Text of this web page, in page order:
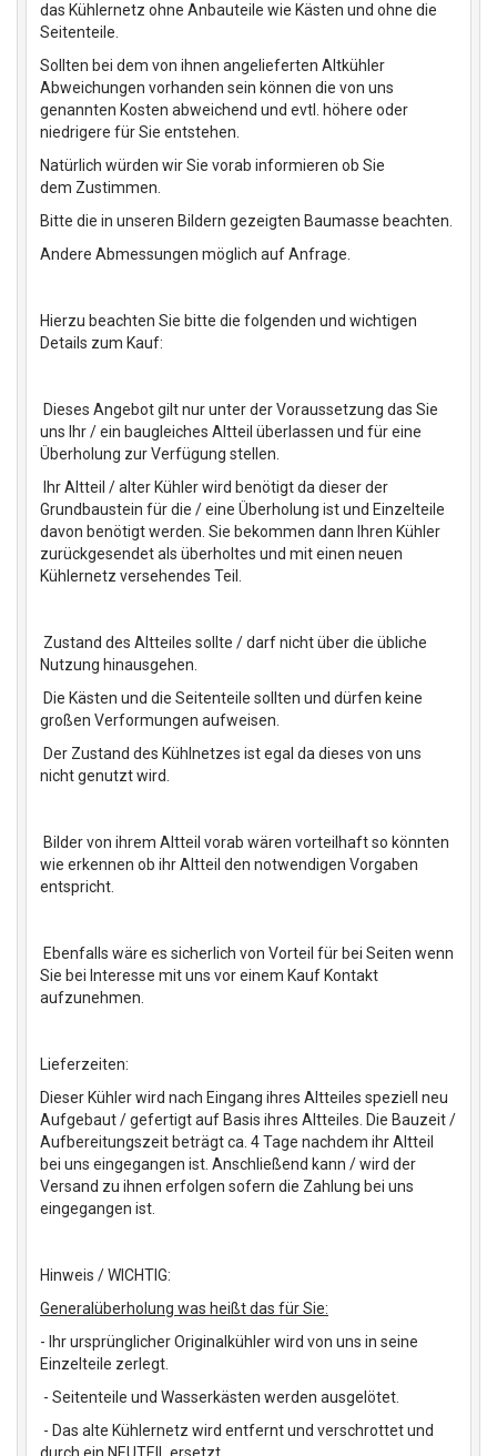
das Kühlernetz ohne Anbauteile wie Kästen und ohne die
Seitenteile.
Sollten bei dem von ihnen angelieferten Altkühler
Abweichungen vorhanden sein können die von uns
genannten Kosten abweichend und evtl. höhere oder
niedrigere für Sie entstehen.
Natürlich würden wir Sie vorab informieren ob Sie
dem Zustimmen.
Bitte die in unseren Bildern gezeigten Baumasse beachten.
Andere Abmessungen möglich auf Anfrage.
Hierzu beachten Sie bitte die folgenden und wichtigen
Details zum Kauf:
Dieses Angebot gilt nur unter der Voraussetzung das Sie
uns Ihr / ein baugleiches Altteil überlassen und für eine
Überholung zur Verfügung stellen.
Ihr Altteil / alter Kühler wird benötigt da dieser der
Grundbaustein für die / eine Überholung ist und Einzelteile
davon benötigt werden. Sie bekommen dann Ihren Kühler
zurückgesendet als überholtes und mit einen neuen
Kühlernetz versehendes Teil.
Zustand des Altteiles sollte / darf nicht über die übliche
Nutzung hinausgehen.
Die Kästen und die Seitenteile sollten und dürfen keine
großen Verformungen aufweisen.
Der Zustand des Kühlnetzes ist egal da dieses von uns
nicht genutzt wird.
Bilder von ihrem Altteil vorab wären vorteilhaft so könnten
wie erkennen ob ihr Altteil den notwendigen Vorgaben
entspricht.
Ebenfalls wäre es sicherlich von Vorteil für bei Seiten wenn
Sie bei Interesse mit uns vor einem Kauf Kontakt
aufzunehmen.
Lieferzeiten:
Dieser Kühler wird nach Eingang ihres Altteiles speziell neu
Aufgebaut / gefertigt auf Basis ihres Altteiles. Die Bauzeit /
Aufbereitungszeit beträgt ca. 4 Tage nachdem ihr Altteil
bei uns eingegangen ist. Anschließend kann / wird der
Versand zu ihnen erfolgen sofern die Zahlung bei uns
eingegangen ist.
Hinweis / WICHTIG:
Generalüberholung was heißt das für Sie:
- Ihr ursprünglicher Originalkühler wird von uns in seine
Einzelteile zerlegt.
- Seitenteile und Wasserkästen werden ausgelötet.
- Das alte Kühlernetz wird entfernt und verschrottet und